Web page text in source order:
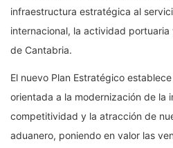
infraestructura estratégica al
internacional, la actividad
de Cantabria.
El nuevo Plan Estratégico
orientada a la modernización de la
competitividad y la atracción de
aduanero, poniendo en valor las